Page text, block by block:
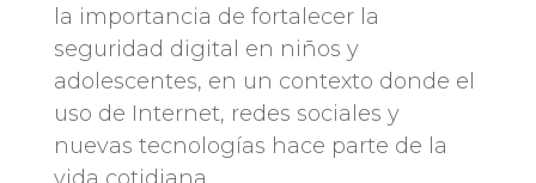
la importancia de fortalecer la
seguridad digital en niños y
adolescentes, en un contexto donde el
uso de Internet, redes sociales y
nuevas tecnologías hace parte de la